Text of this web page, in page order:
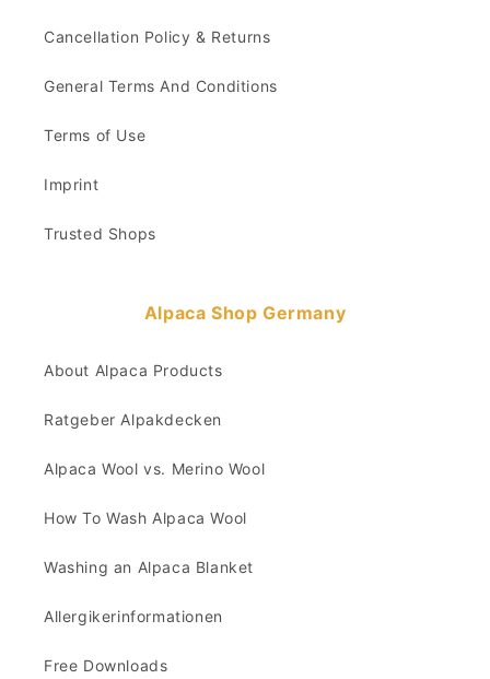
Cancellation Policy & Returns
General Terms And Conditions
Terms of Use
Imprint
Trusted Shops
Alpaca Shop Germany
About Alpaca Products
Ratgeber Alpakdecken
Alpaca Wool vs. Merino Wool
How To Wash Alpaca Wool
Washing an Alpaca Blanket
Allergikerinformationen
Free Downloads